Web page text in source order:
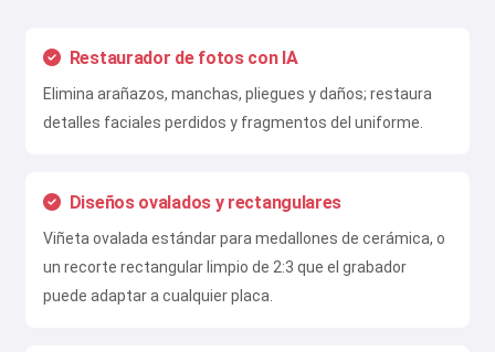
Restaurador de fotos con IA
Elimina arañazos, manchas, pliegues y daños; restaura
detalles faciales perdidos y fragmentos del uniforme.
Diseños ovalados y rectangulares
Viñeta ovalada estándar para medallones de cerámica, o
un recorte rectangular limpio de 2:3 que el grabador
puede adaptar a cualquier placa.